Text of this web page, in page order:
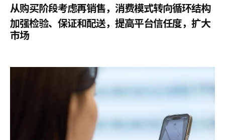
从购买阶段考虑再销售，消费模式转向循环结构
加强检验、保证和配送，提高平台信任度，扩大
市场